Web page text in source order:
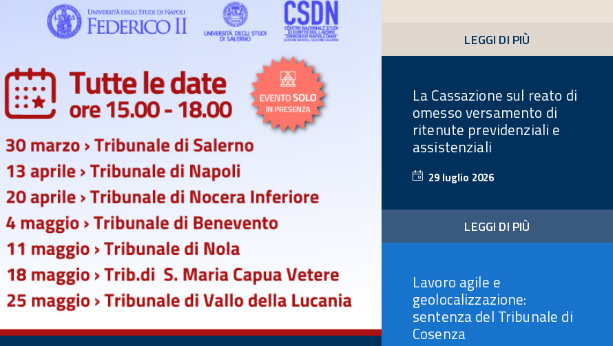
LEGGI DI PIÙ
La Cassazione sul reato di
omesso versamento di
ritenute previdenziali e
assistenziali
29 luglio 2026
2026
LEGGI DI PIÙ
Lavoro agile e
geolocalizzazione:
sentenza del Tribunale di
Cosenza